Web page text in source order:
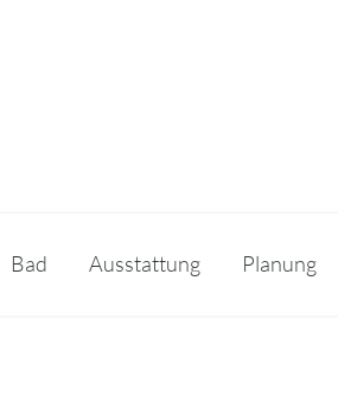
Bad Ausstattung Planung